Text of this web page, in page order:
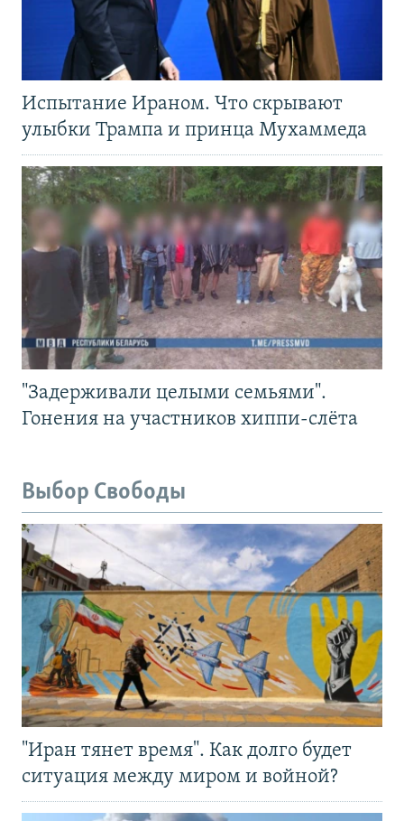
Испытание Ираном. Что скрывают
улыбки Трампа и принца Мухаммеда
"Задерживали целыми семьями".
Гонения на участников хиппи-слёта
Выбор Свободы
"Иран тянет время". Как долго будет
ситуация между миром и войной?